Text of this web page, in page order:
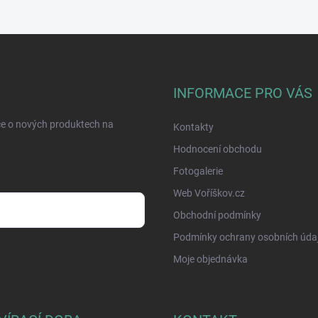
o nových produktech na
INFORMACE PRO VÁS
Kontakty
Hodnocení obchodu
Fotogalerie
Web Voříškov.cz
Obchodní podmínky
Podmínky ochrany osobních
Moje objednávka